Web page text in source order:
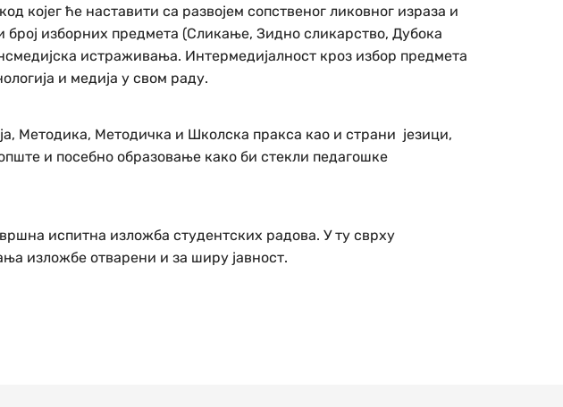
којег ће наставити са развојем сопственог ликовног израза и
број изборних предмета (Сликање, Зидно сликарство, Дубока
истраживања. Интермедијалност кроз избор предмета
и медија у свом раду.
Методика, Методичка и Школска пракса као и страни језици,
и посебно образовање како би стекли педагошке
испитна изложба студентских радова. У ту сврху
изложбе отварени и за ширу јавност.